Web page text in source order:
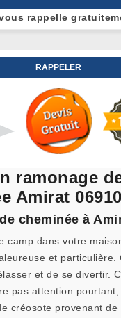
rappelle
ramonage
Amirat 06910
cheminée à
camp dans votre
et particulière.
et de se divertir.
pas attention pourtant,
créosote provenant de